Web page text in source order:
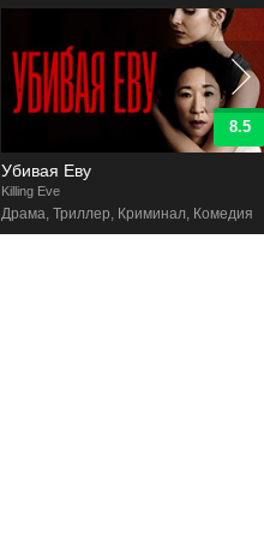
8.4
Судная ночь
The Purge
Боевик, Ужасы, Триллер